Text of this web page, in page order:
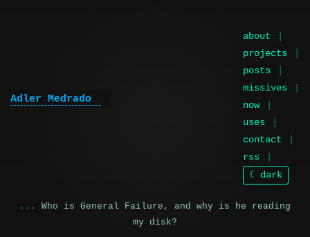
Adler Medrado
about
projects
posts
missives
now
uses
contact
rss
☾ dark
Who is General Failure, and why is he reading
my disk?